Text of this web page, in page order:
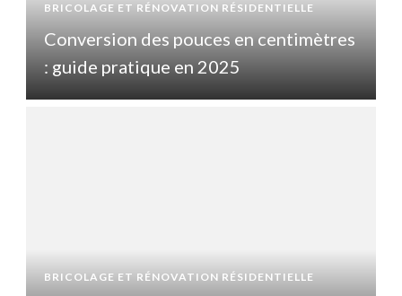
BRICOLAGE ET RÉNOVATION RÉSIDENTIELLE
Conversion des pouces en centimètres
: guide pratique en 2025
BRICOLAGE ET RÉNOVATION RÉSIDENTIELLE